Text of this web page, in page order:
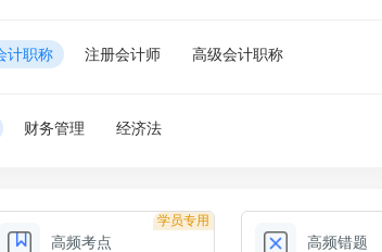
计职称 注册会计师 高级会计职称
财务管理 经济法
学员专用
高频考点 高频错题